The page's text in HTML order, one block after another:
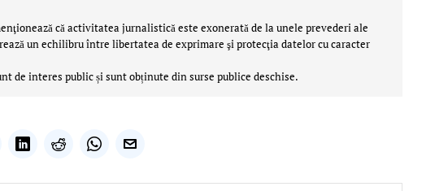
că activitatea jurnalistică este exonerată de la unele prevederi ale
un echilibru între libertatea de exprimare şi protecţia datelor cu caracter
de interes public și sunt obținute din surse publice deschise.